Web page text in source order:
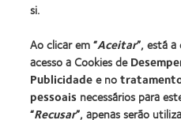
Procurar um centro
Lentes de contacto e a
Novo utilizador
si.
Ao clicar em “Aceitar”, está
acesso a Cookies de
Publicidadee no
pessoais necessários para
“Recusar”, apenas serão